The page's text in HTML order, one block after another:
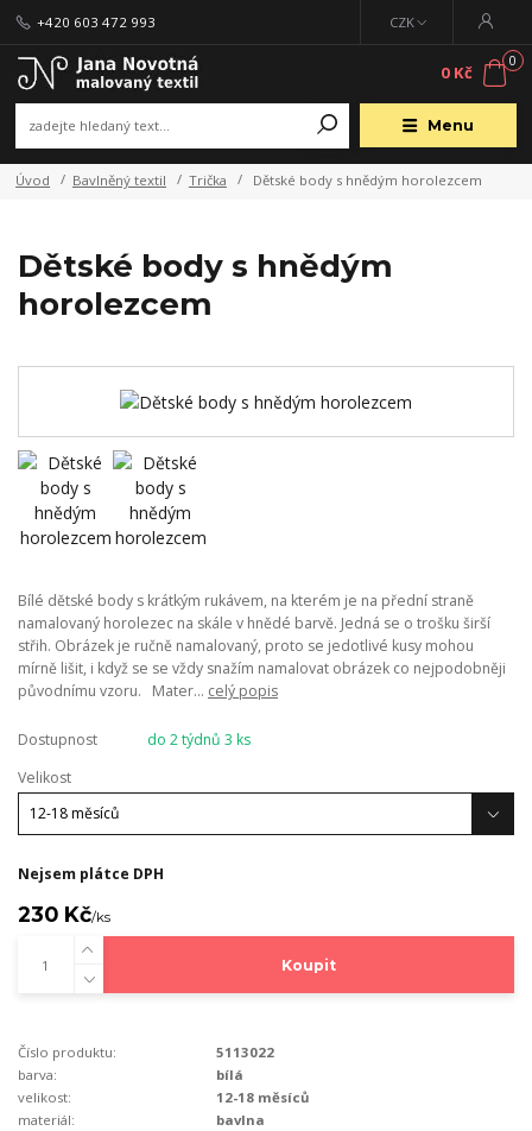
Menu
CZK
+420 603 472 993
0
0 Kč
Úvod Bavlněný textil Trička Dětské body s hnědým horolezcem
Dětské body s hnědým
horolezcem
Bílé dětské body s krátkým rukávem, na kterém je na přední straně
namalovaný horolezec na skále v hnědé barvě. Jedná se o trošku širší
střih. Obrázek je ručně namalovaný, proto se jedotlivé kusy mohou
mírně lišit, i když se se vždy snažím namalovat obrázek co nejpodobněji
původnímu vzoru. Mater... celý popis
Dostupnost
do 2 týdnů 3 ks
Velikost
Nejsem plátce DPH
230 Kč/ks
Koupit
Číslo produktu:
5113022
barva:
bílá
velikost:
12-18 měsíců
materiál:
bavlna